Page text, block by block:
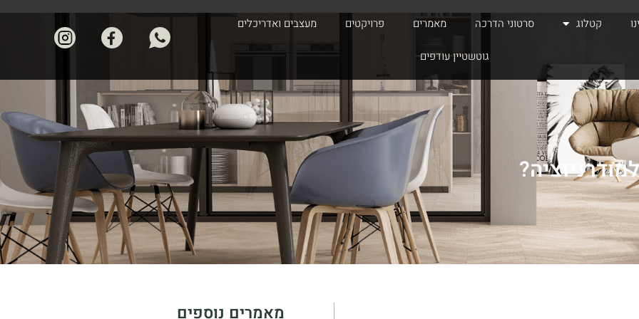
קטלוג סרטוני הדרכה מאמרים פרויקטים מעצבים ואדריכלים
גוטשטיין עודפים
מאמרים נוספים